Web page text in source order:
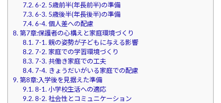
7.2. 6-2. 5歳前半(年長前半)の準備
7.3. 6-3. 5歳後半(年長後半)の準備
7.4. 6-4. 個人差への配慮
8. 第7章:保護者の心構えと家庭環境づくり
8.1. 7-1. 親の姿勢が子どもに与える影響
8.2. 7-2. 家庭での学習環境づくり
8.3. 7-3. 共働き家庭での工夫
8.4. 7-4. きょうだいがいる家庭での配慮
9. 第8章:入学後を見据えた準備
9.1. 8-1. 小学校生活への適応
9.2. 8-2. 社会性とコミュニケーション